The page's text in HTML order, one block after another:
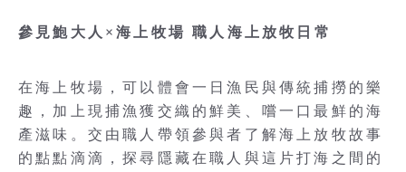
參見鮑大人×海上牧場 職人海上放牧日常
在海上牧場，可以體會一日漁民與傳統捕撈的樂
趣，加上現捕漁獲交織的鮮美、嚐一口最鮮的海
產滋味。交由職人帶領參與者了解海上放牧故事
的點點滴滴，探尋隱藏在職人與這片打海之間的